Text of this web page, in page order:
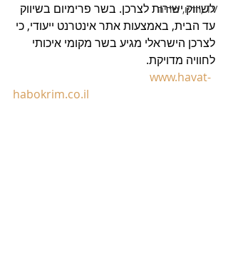
TV ,רדיו, מדיה
לשיווק ישירות לצרכן. בשר פרימיום בשיווק
עד הבית, באמצעות אתר אינטרנט ייעודי, כי
לצרכן הישראלי מגיע בשר מקומי איכותי
לחוויה מדויקת.
www.havat-
habokrim.co.il